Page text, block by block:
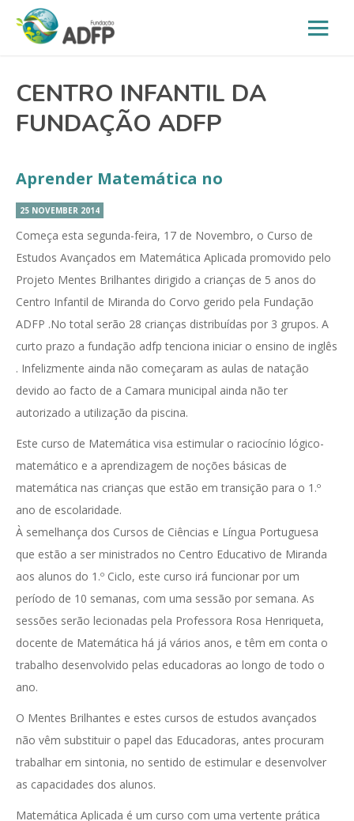
CENTRO INFANTIL DA
FUNDAÇÃO ADFP
Aprender Matemática no
25 NOVEMBER 2014
Começa esta segunda-feira, 17 de Novembro, o Curso de
Estudos Avançados em Matemática Aplicada promovido pelo
Projeto Mentes Brilhantes dirigido a crianças de 5 anos do
Centro Infantil de Miranda do Corvo gerido pela Fundação
ADFP .No total serão 28 crianças distribuídas por 3 grupos. A
curto prazo a fundação adfp tenciona iniciar o ensino de inglês
. Infelizmente ainda não começaram as aulas de natação
devido ao facto de a Camara municipal ainda não ter
autorizado a utilização da piscina.
Este curso de Matemática visa estimular o raciocínio lógico-
matemático e a aprendizagem de noções básicas de
matemática nas crianças que estão em transição para o 1.º
ano de escolaridade.
À semelhança dos Cursos de Ciências e Língua Portuguesa
que estão a ser ministrados no Centro Educativo de Miranda
aos alunos do 1.º Ciclo, este curso irá funcionar por um
período de 10 semanas, com uma sessão por semana. As
sessões serão lecionadas pela Professora Rosa Henriqueta,
docente de Matemática há já vários anos, e têm em conta o
trabalho desenvolvido pelas educadoras ao longo de todo o
ano.
O Mentes Brilhantes e estes cursos de estudos avançados
não vêm substituir o papel das Educadoras, antes procuram
trabalhar em sintonia, no sentido de estimular e desenvolver
as capacidades dos alunos.
Matemática Aplicada é um curso com uma vertente prática